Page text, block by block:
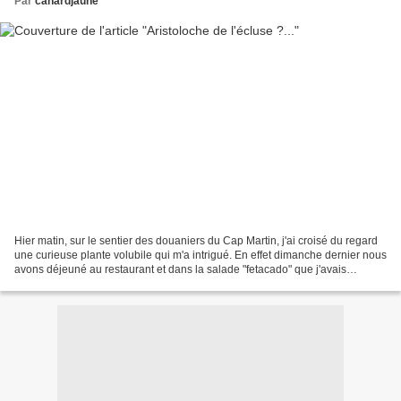
Hier matin, sur le sentier des douaniers du Cap Martin, j'ai croisé du regard
une curieuse plante volubile qui m'a intrigué. En effet dimanche dernier nous
avons déjeuné au restaurant et dans la salade "fetacado" que j'avais